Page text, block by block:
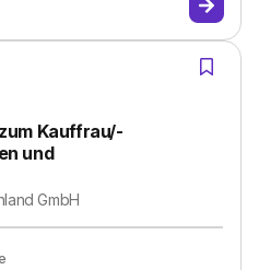
Kauffrau/-
und
GmbH